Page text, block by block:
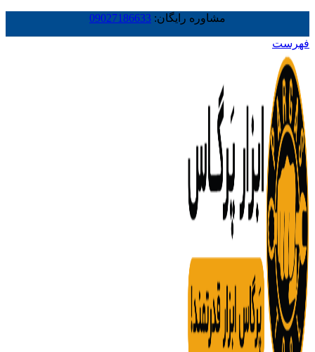
مشاوره رایگان: 09027186633
فهرست